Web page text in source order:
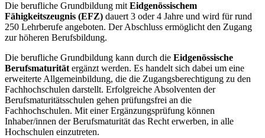
Die berufliche Grundbildung mit Eidgenössischem
Fähigkeitszeugnis (EFZ) dauert 3 oder 4 Jahre und wird für rund
250 Lehrberufe angeboten. Der Abschluss ermöglicht den Zugang
zur höheren Berufsbildung.
Die berufliche Grundbildung kann durch die Eidgenössische
Berufsmaturität ergänzt werden. Es handelt sich dabei um eine
erweiterte Allgemeinbildung, die die Zugangsberechtigung zu den
Fachhochschulen darstellt. Erfolgreiche Absolventen der
Berufsmaturitätsschulen gehen prüfungsfrei an die
Fachhochschulen. Mit einer Ergänzungsprüfung können
Inhaber/innen der Berufsmaturität das Recht erwerben, in alle
Hochschulen einzutreten.